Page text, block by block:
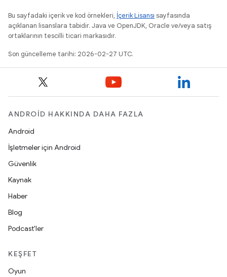
Bu sayfadaki içerik ve kod örnekleri, İçerik Lisansı sayfasında
açıklanan lisanslara tabidir. Java ve OpenJDK, Oracle ve/veya satış
ortaklarının tescilli ticari markasıdır.
Son güncelleme tarihi: 2026-02-27 UTC.
ANDROID HAKKINDA DAHA FAZLA
Android
İşletmeler için Android
Güvenlik
Kaynak
Haber
Blog
Podcast'ler
KEŞFET
Oyun